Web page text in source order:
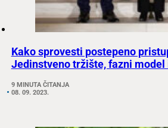
Kako sprovesti postepeno
Jedinstveno tržište, fazni
9 MINUTA ČITANJA
08. 09. 2023.